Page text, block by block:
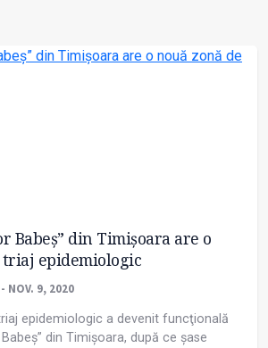
Babeş” din Timișoara are o
triaj epidemiologic
- NOV. 9, 2020
epidemiologic a devenit funcţională
din Timişoara, după ce şase